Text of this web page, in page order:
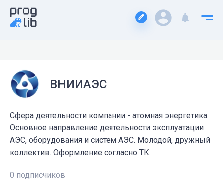
ВНИИАЭС
Сфера деятельности компании - атомная энергетика.
Основное направление деятельности эксплуатации
АЭС, оборудования и систем АЭС. Молодой, дружный
коллектив. Оформление согласно ТК.
0 подписчиков